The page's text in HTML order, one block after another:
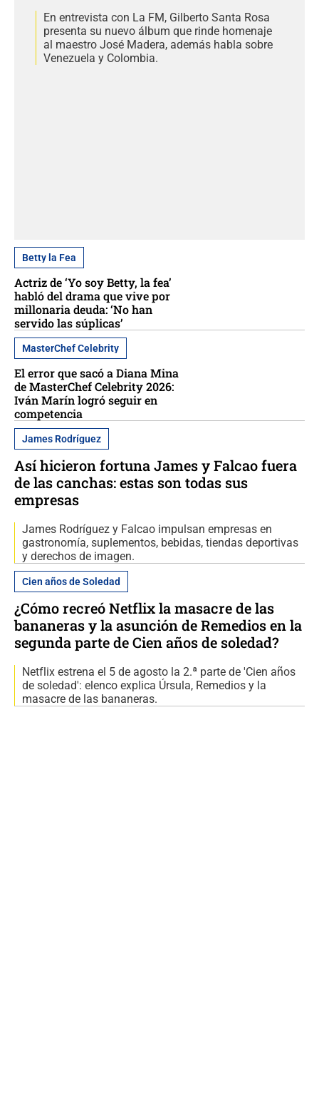
En entrevista con La FM, Gilberto Santa Rosa
presenta su nuevo álbum que rinde homenaje
al maestro José Madera, además habla sobre
Venezuela y Colombia.
Betty la Fea
Actriz de ‘Yo soy Betty, la fea’
habló del drama que vive por
millonaria deuda: ‘No han
servido las súplicas’
MasterChef Celebrity
El error que sacó a Diana Mina
de MasterChef Celebrity 2026:
Iván Marín logró seguir en
competencia
James Rodríguez
Así hicieron fortuna James y Falcao fuera
de las canchas: estas son todas sus
empresas
James Rodríguez y Falcao impulsan empresas en
gastronomía, suplementos, bebidas, tiendas deportivas
y derechos de imagen.
Cien años de Soledad
¿Cómo recreó Netflix la masacre de las
bananeras y la asunción de Remedios en la
segunda parte de Cien años de soledad?
Netflix estrena el 5 de agosto la 2.ª parte de 'Cien años
de soledad': elenco explica Úrsula, Remedios y la
masacre de las bananeras.